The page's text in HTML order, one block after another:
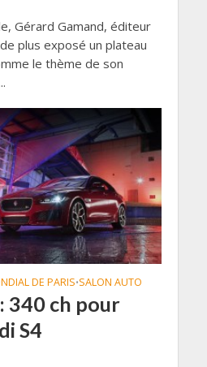
Gérard Gamand, éditeur
plus exposé un plateau
le thème de son
DE PARIS•SALON AUTO
340 ch pour
S4